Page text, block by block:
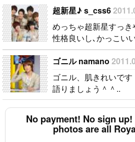
超新星♪ s_css6
めっちゃ超新星すっ
性格良いし､かっこい
し^^..
ゴニル namano
ゴニル、肌きれいで
語りましょう＾＾..
No payment! No sign
photos are all